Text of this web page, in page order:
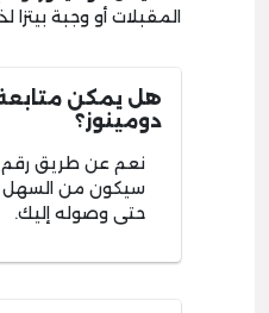
المقبلات أو وجبة
هل يمكن
دومينوز؟
نعم عن طريق رقم
سيكون من السهل
حتى وصوله إليك.